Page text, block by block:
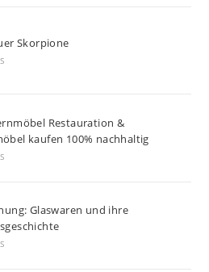
Skorpione
Restauration &
kaufen 100% nachhaltig
Glaswaren und ihre